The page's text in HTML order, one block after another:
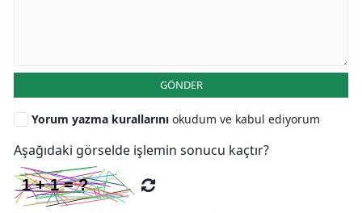
GÖNDER
Yorum yazma kurallarını okudum ve kabul ediyorum
Aşağıdaki görselde işlemin sonucu kaçtır?